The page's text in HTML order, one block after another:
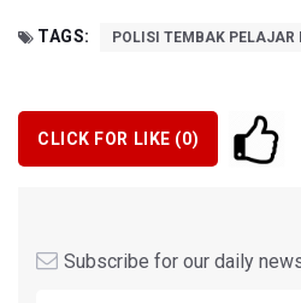
TAGS: POLISI TEMBAK PELAJAR
CLICK FOR LIKE (0)
Subscribe for our daily